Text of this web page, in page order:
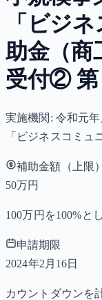
「ビジ
助金（商
受付② 第
実施機関: 令和元
「ビジネスコミュ
補助金額（上限）
50万円
100万円を100%と
申請期限
2024年2月16日
カウントダウンを